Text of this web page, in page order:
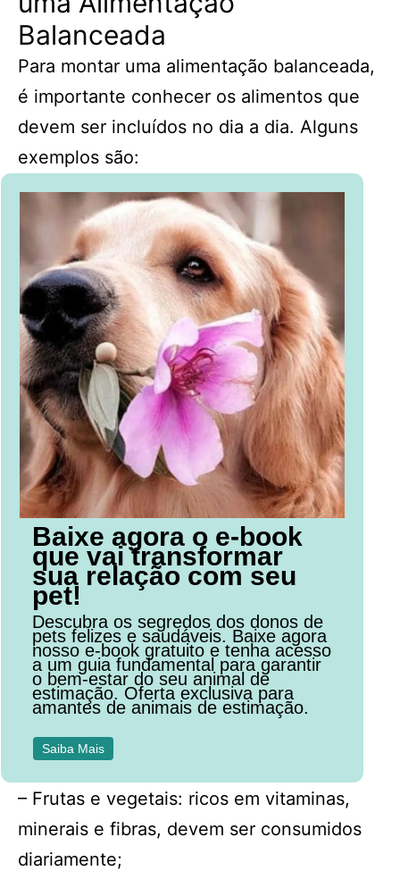
Balanceada
Para montar uma alimentação balanceada,
é importante conhecer os alimentos que
devem ser incluídos no dia a dia. Alguns
exemplos são:
Baixe agora o e-book
que vai transformar
sua relação com seu
pet!
Descubra os segredos dos donos de
pets felizes e saudáveis. Baixe agora
nosso e-book gratuito e tenha acesso
a um guia fundamental para garantir
o bem-estar do seu animal de
estimação. Oferta exclusiva para
amantes de animais de estimação.
Saiba Mais
– Frutas e vegetais: ricos em vitaminas,
minerais e fibras, devem ser consumidos
diariamente;